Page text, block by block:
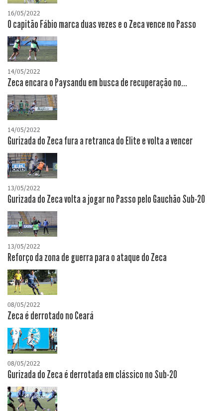
16/05/2022
O capitão Fábio marca duas vezes e o Zeca vence no Passo
14/05/2022
Zeca encara o Paysandu em busca de recuperação no...
14/05/2022
Gurizada do Zeca fura a retranca do Elite e volta a vencer
13/05/2022
Gurizada do Zeca volta a jogar no Passo pelo Gauchão Sub-20
13/05/2022
Reforço da zona de guerra para o ataque do Zeca
08/05/2022
Zeca é derrotado no Ceará
08/05/2022
Gurizada do Zeca é derrotada em clássico no Sub-20